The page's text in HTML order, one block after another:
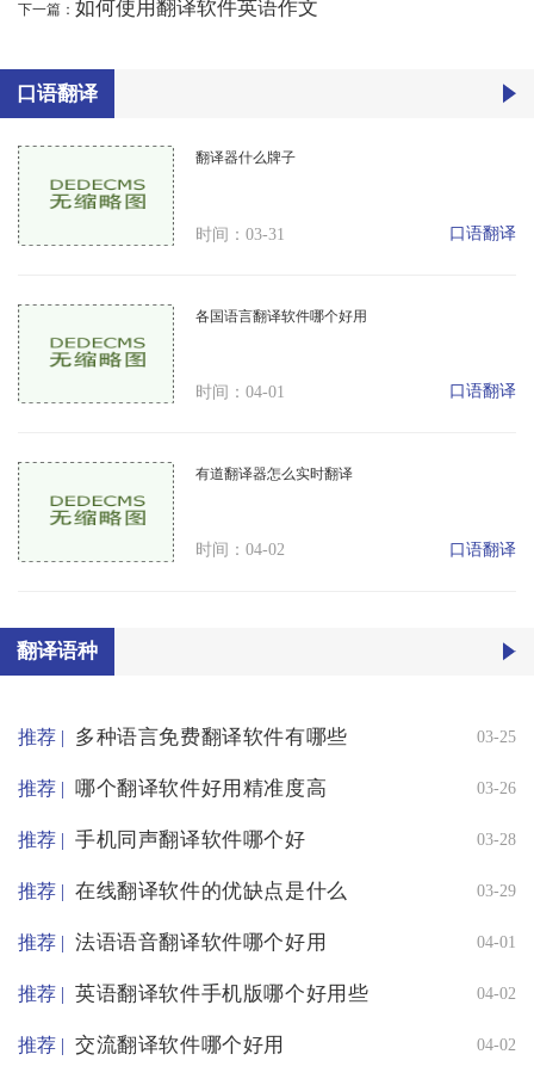
下一篇： 如何使用翻译软件英语作文
口语翻译
翻译器什么牌子
时间：03-31 口语翻译
各国语言翻译软件哪个好用
时间：04-01 口语翻译
有道翻译器怎么实时翻译
时间：04-02 口语翻译
翻译语种
推荐 | 多种语言免费翻译软件有哪些 03-25
推荐 | 哪个翻译软件好用精准度高 03-26
推荐 | 手机同声翻译软件哪个好 03-28
推荐 | 在线翻译软件的优缺点是什么 03-29
推荐 | 法语语音翻译软件哪个好用 04-01
推荐 | 英语翻译软件手机版哪个好用些 04-02
推荐 | 交流翻译软件哪个好用 04-02